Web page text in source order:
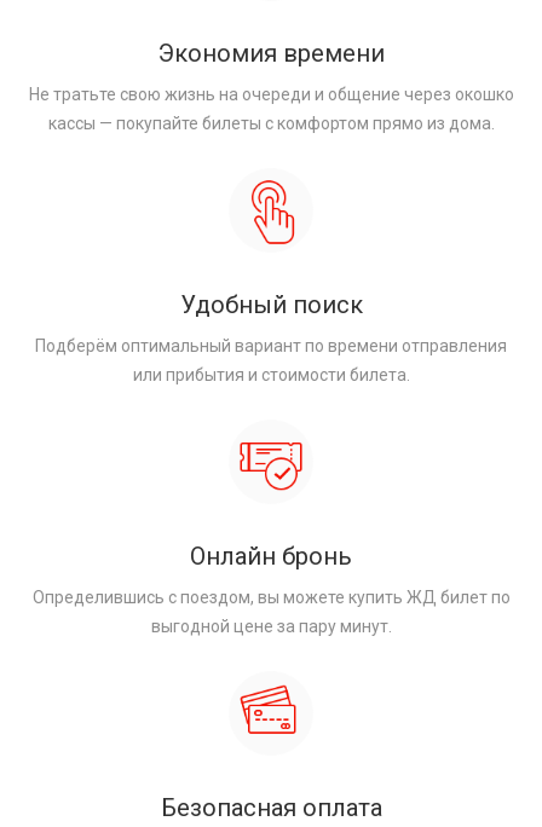
Экономия времени
Не тратьте свою жизнь на очереди и общение через окошко
кассы — покупайте билеты с комфортом прямо из дома.
Удобный поиск
Подберём оптимальный вариант по времени отправления
или прибытия и стоимости билета.
Онлайн бронь
Определившись с поездом, вы можете купить ЖД билет по
выгодной цене за пару минут.
Безопасная оплата